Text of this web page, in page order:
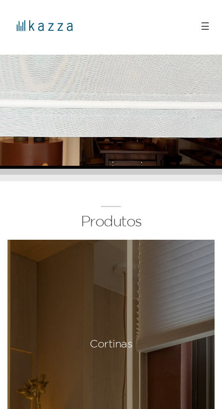
☰
Produtos
Cortinas